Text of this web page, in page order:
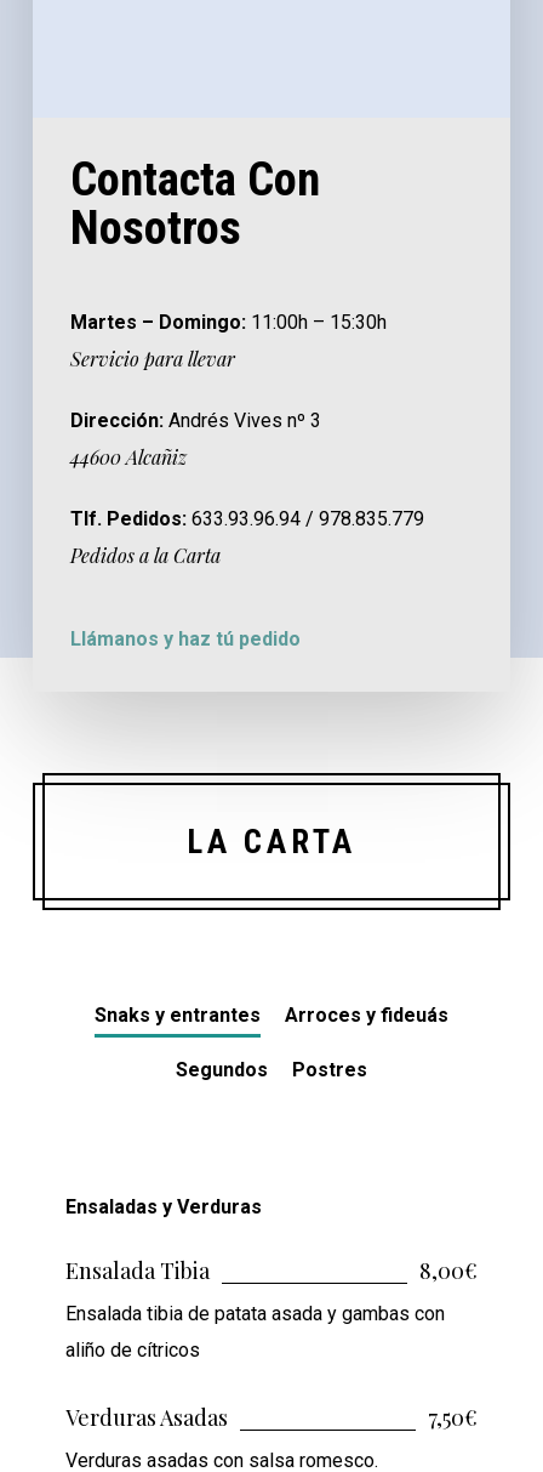
Contacta Con
Nosotros
Martes – Domingo: 11:00h – 15:30h
Servicio para llevar
Dirección: Andrés Vives nº 3
44600 Alcañiz
Tlf. Pedidos: 633.93.96.94 / 978.835.779
Pedidos a la Carta
Llámanos y haz tú pedido
LA CARTA
Snaks y entrantes Arroces y fideuás
Segundos Postres
Ensaladas y Verduras
Ensalada Tibia 8,00€
Ensalada tibia de patata asada y gambas con
aliño de cítricos
Verduras Asadas 7,50€
Verduras asadas con salsa romesco.